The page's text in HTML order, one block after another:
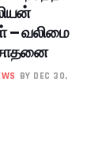
– வலிமை
BY DEC 30,